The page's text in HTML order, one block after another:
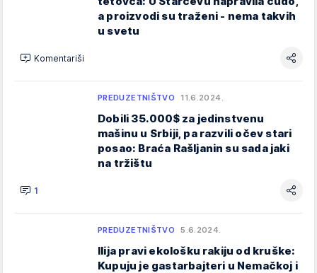
a proizvodi su traženi - nema takvih
u svetu
Komentariši
PREDUZETNIŠTVO 11.6.2024.
Dobili 35.000$ za jedinstvenu
mašinu u Srbiji, pa razvili očev stari
posao: Braća Rašljanin su sada jaki
na tržištu
1
PREDUZETNIŠTVO 5.6.2024.
Ilija pravi ekološku rakiju od kruške:
Kupuju je gastarbajteri u Nemačkoj i